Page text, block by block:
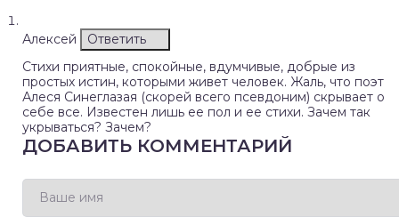
Алексей
Ответить
Стихи приятные, спокойные, вдумчивые, добрые из
простых истин, которыми живет человек. Жаль, что поэт
Алеся Синеглазая (скорей всего псевдоним) скрывает о
себе все. Известен лишь ее пол и ее стихи. Зачем так
укрываться? Зачем?
ДОБАВИТЬ КОММЕНТАРИЙ